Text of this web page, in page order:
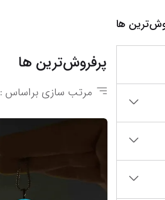
ها
پرفروش‌ترین ها
مرتب سازی براساس :